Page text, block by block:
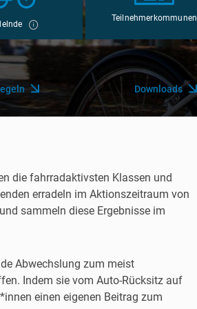
Teilnehmerkommunen
Downloads
die fahrradaktivsten Klassen und
erradeln im Aktionszeitraum von
sammeln diese Ergebnisse im
Abwechslung zum meist
Indem sie vom Auto-Rücksitz auf
einen eigenen Beitrag zum